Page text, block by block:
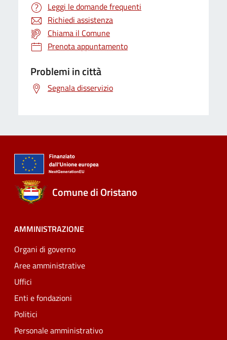
Leggi le domande frequenti
Richiedi assistenza
Chiama il Comune
Prenota appuntamento
Problemi in città
Segnala disservizio
Comune di Oristano
AMMINISTRAZIONE
Organi di governo
Aree amministrative
Uffici
Enti e fondazioni
Politici
Personale amministrativo